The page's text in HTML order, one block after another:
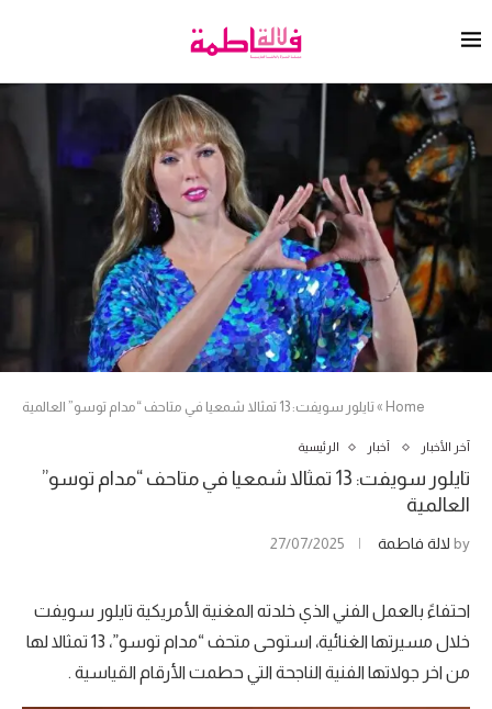
Home
»تايلور سويفت: 13 تمثالا شمعيا في متاحف “مدام توسو” العالمية
آخر الأخبار أخبار الرئيسية
تايلور سويفت: 13 تمثالا شمعيا في متاحف “مدام توسو”
العالمية
by لالة فاطمة 27/07/2025
احتفاءً بالعمل الفني الذي خلدته المغنية الأمريكية تايلور سويفت
خلال مسيرتها الغنائية، استوحى متحف “مدام توسو”، 13 تمثالا لها
من اخر جولاتها الفنية الناجحة التي حطمت الأرقام القياسية .